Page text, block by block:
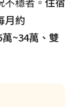
月約
~34萬、雙